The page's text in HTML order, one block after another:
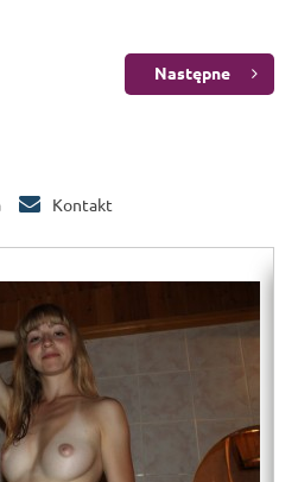
Następne
Kontakt